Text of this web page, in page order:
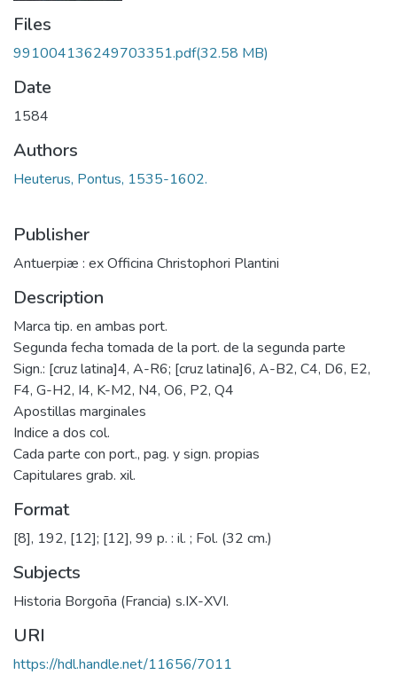
Files
991004136249703351.pdf(32.58 MB)
Date
1584
Authors
Heuterus, Pontus, 1535-1602.
Publisher
Antuerpiæ : ex Officina Christophori Plantini
Description
Marca tip. en ambas port.
Segunda fecha tomada de la port. de la segunda parte
Sign.: [cruz latina]4, A-R6; [cruz latina]6, A-B2, C4, D6, E2,
F4, G-H2, I4, K-M2, N4, O6, P2, Q4
Apostillas marginales
Indice a dos col.
Cada parte con port., pag. y sign. propias
Capitulares grab. xil.
Format
[8], 192, [12]; [12], 99 p. : il. ; Fol. (32 cm.)
Subjects
Historia Borgoña (Francia) s.IX-XVI.
URI
https://hdl.handle.net/11656/7011